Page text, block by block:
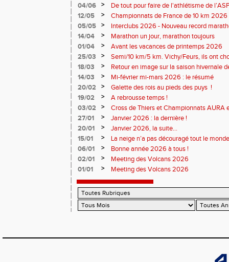
04/06
>
De tout pour faire de l'athlétisme de
monde souriant
12/05 >
Championnats de France de 10 km
Soirées piste
05/05 >
Interclubs 2026 - Nouveau record
résultats
14/04 >
Marathon un jour, marathon toujours
01/04
>
Avant les vacances de printemps 2026
25/03
>
Semi/10 km/5 km. Vichy/Feurs, ils ont
18/03
>
Retour en image sur la saison hivernale
14/03
>
Mi-février mi-mars 2026 : le résumé
20/02
>
Galette des rois au pieds des puys !
19/02
>
A rebrousse temps !
03/02
>
Cross de Thiers et Championnats AURA
27/01
>
Janvier 2026 : la dernière !
20/01
>
Janvier 2026, la suite...
15/01
>
La neige n’a pas découragé tout le
06/01
>
Bonne année 2026 à tous !
02/01
>
Meeting des Volcans 2026
01/01
> Meeting des Volcans 2026